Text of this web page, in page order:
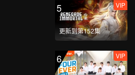
5
更新到第152集
VIP
6 VIP